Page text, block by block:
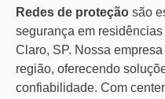
Redes de proteção são
segurança em
Claro, SP. Nossa
região, oferecendo
confiabilidade. Com